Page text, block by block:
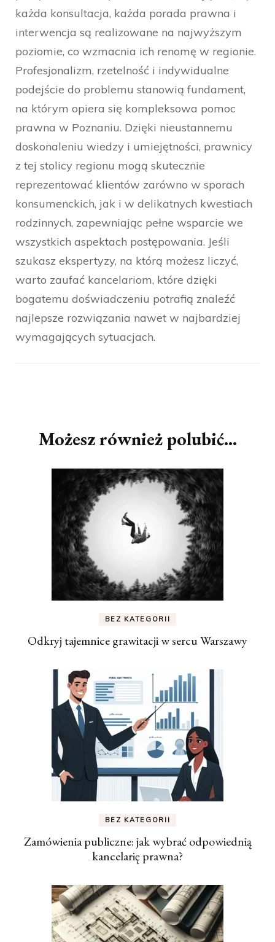
każda konsultacja, każda porada prawna i
interwencja są realizowane na najwyższym
poziomie, co wzmacnia ich renomę w regionie.
Profesjonalizm, rzetelność i indywidualne
podejście do problemu stanowią fundament,
na którym opiera się kompleksowa pomoc
prawna w Poznaniu. Dzięki nieustannemu
doskonaleniu wiedzy i umiejętności, prawnicy
z tej stolicy regionu mogą skutecznie
reprezentować klientów zarówno w sporach
konsumenckich, jak i w delikatnych kwestiach
rodzinnych, zapewniając pełne wsparcie we
wszystkich aspektach postępowania. Jeśli
szukasz ekspertyzy, na którą możesz liczyć,
warto zaufać kancelariom, które dzięki
bogatemu doświadczeniu potrafią znaleźć
najlepsze rozwiązania nawet w najbardziej
wymagających sytuacjach.
Możesz również polubić…
BEZ KATEGORII
Odkryj tajemnice grawitacji w sercu Warszawy
BEZ KATEGORII
Zamówienia publiczne: jak wybrać odpowiednią
kancelarię prawna?